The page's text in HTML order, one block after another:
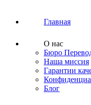
Главная
О нас
Бюро
Наша миссия
Гарантии
Блог